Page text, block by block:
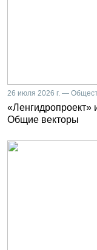
26 июля 2026 г. —
«Ленгидропроект»
Общие векторы